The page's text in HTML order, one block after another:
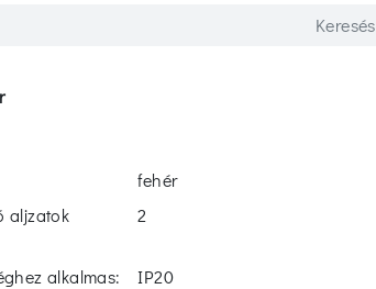
fehér
aljzatok
2
alkalmas:
IP20